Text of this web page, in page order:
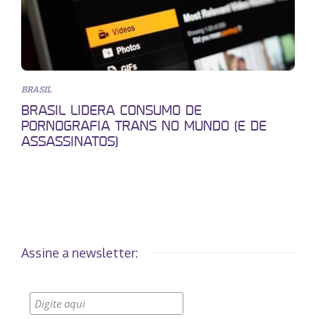
BRASIL
BRASIL LIDERA CONSUMO DE
PORNOGRAFIA TRANS NO MUNDO (E DE
ASSASSINATOS)
Assine a newsletter: